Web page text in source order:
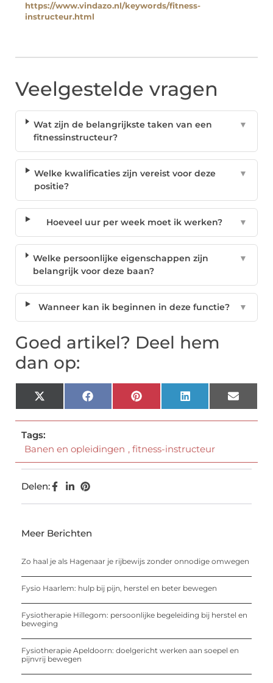
https://www.vindazo.nl/keywords/fitness-
instructeur.html
Veelgestelde vragen
Wat zijn de belangrijkste taken van een
fitnessinstructeur?
▼
Welke kwalificaties zijn vereist voor deze
positie?
▼
Hoeveel uur per week moet ik werken? ▼
Welke persoonlijke eigenschappen zijn
belangrijk voor deze baan?
▼
Wanneer kan ik beginnen in deze functie? ▼
Goed artikel? Deel hem
dan op:
X
(Twitter)
Facebook Pinterest LinkedIn Email
Tags:
Banen en opleidingen , fitness-instructeur
Delen:
Meer Berichten
Zo haal je als Hagenaar je rijbewijs zonder onnodige omwegen
Fysio Haarlem: hulp bij pijn, herstel en beter bewegen
Fysiotherapie Hillegom: persoonlijke begeleiding bij herstel en
beweging
Fysiotherapie Apeldoorn: doelgericht werken aan soepel en
pijnvrij bewegen